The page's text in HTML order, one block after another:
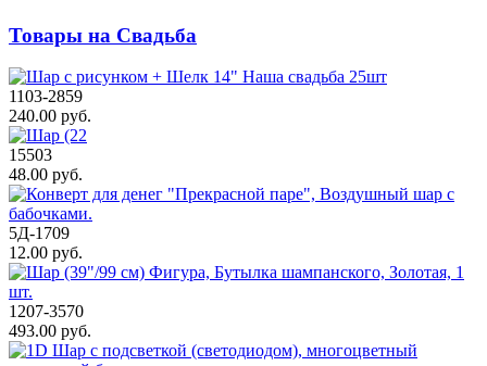
Товары на Свадьба
1103-2859
240.00 руб.
15503
48.00 руб.
5Д-1709
12.00 руб.
1207-3570
493.00 руб.